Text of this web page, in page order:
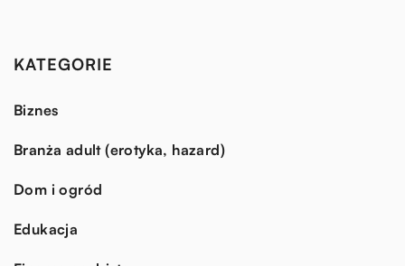
KATEGORIE
Biznes
Branża adult (erotyka, hazard)
Dom i ogród
Edukacja